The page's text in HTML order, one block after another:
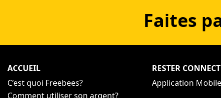
Faites
ACCUEIL
C’est quoi Freebees?
Comment utiliser son argent?
RESTER
Application Mobile